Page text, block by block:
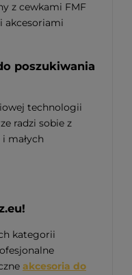
z cewkami FMF
akcesoriami
poszukiwania
technologii
radzi sobie z
małych
kategorii
akcesoria do